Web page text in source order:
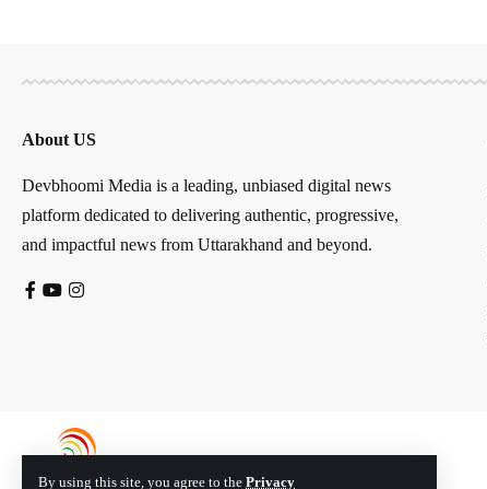
By using this site, you agree to the Privacy
About US
Devbhoomi Media is a leading, unbiased digital news
platform dedicated to delivering authentic, progressive,
and impactful news from Uttarakhand and beyond.